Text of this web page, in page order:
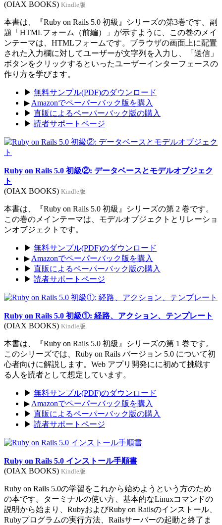
(OIAX BOOKS) Kindle版
本書は、『Ruby on Rails 5.0 初級』シリーズの第3巻です。副
題「HTMLフォーム（前編）」が示すように、この巻のメイ
ンテーマは、HTMLフォームです。ブラウザの画面上に配置
された入力欄に対してユーザーが文字列を入力し、「送信」
ボタンをクリックするといったユーザーインターフェースの
作り方を学びます。
▶ 無料サンプル(PDF)のダウンロード
▶ Amazonでペーパーバック版を購入
▶ 直販によるペーパーバック版の購入
▶ 読者サポートページ
Ruby on Rails 5.0 初級②: データベースとモデルオブジェク
ト
(OIAX BOOKS) Kindle版
本書は、『Ruby on Rails 5.0 初級』シリーズの第 2 巻です。
この巻のメインテーマは、モデルオブジェクトとリレーショ
ンオブジェクトです。
▶ 無料サンプル(PDF)のダウンロード
▶ Amazonでペーパーバック版を購入
▶ 直販によるペーパーバック版の購入
▶ 読者サポートページ
Ruby on Rails 5.0 初級①: 経路、アクション、テンプレート
(OIAX BOOKS) Kindle版
本書は、『Ruby on Rails 5.0 初級』シリーズの第 1 巻です。
このシリーズでは、Ruby on Rails バージョン 5.0 について初
心者向けに解説します。Web アプリ開発にに初めて挑戦す
る人を読者として想定しています。
▶ 無料サンプル(PDF)のダウンロード
▶ Amazonでペーパーバック版を購入
▶ 直販によるペーパーバック版の購入
▶ 読者サポートページ
Ruby on Rails 5.0 インストール手順書
(OIAX BOOKS) Kindle版
Ruby on Rails 5.0の学習をこれから始めようという方のため
の本です。ターミナルの使い方、基本的なLinuxコマンドの
説明から始まり、RubyおよびRuby on Railsのインストール、
Rubyプログラムの実行方法、Railsサーバーの起動と終了ま